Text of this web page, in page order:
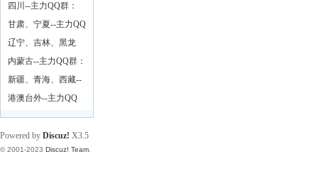
四川--主力QQ群：
甘肃、宁夏--主力QQ
群：
辽宁、吉林、黑龙
江--主力QQ群：
内蒙古--主力QQ群：
新疆、青海、西藏--
主力QQ群：
港澳台外--主力QQ
群：
Powered by Discuz! X3.5
© 2001-2023 Discuz! Team